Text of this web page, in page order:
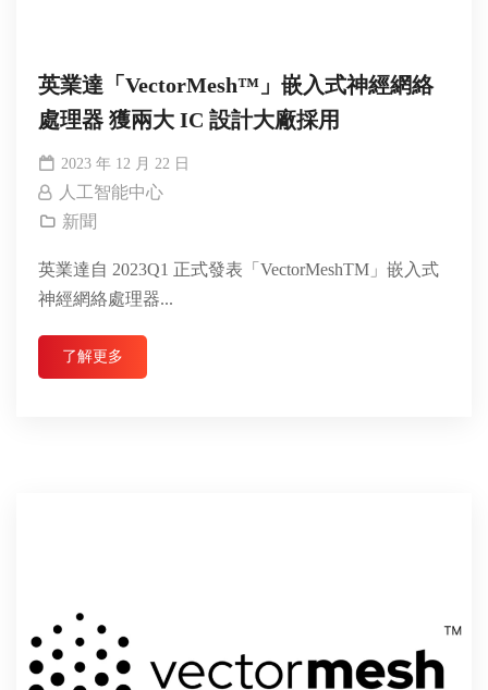
英業達「VectorMesh™」嵌入式神經網絡
處理器 獲兩大 IC 設計大廠採用
2023 年 12 月 22 日
人工智能中心
新聞
英業達自 2023Q1 正式發表「VectorMeshTM」嵌入式
神經網絡處理器...
了解更多